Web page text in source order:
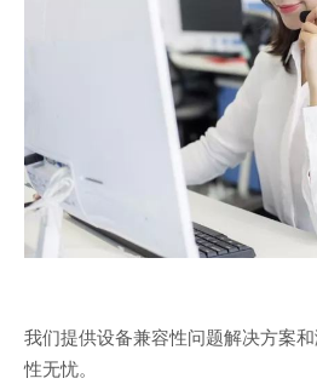
我们提供设备兼容性问题解决方案
性无忧。